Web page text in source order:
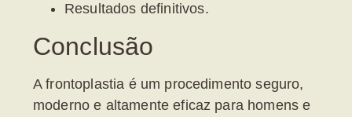
Resultados definitivos.
Conclusão
A frontoplastia é um procedimento seguro,
moderno e altamente eficaz para homens e